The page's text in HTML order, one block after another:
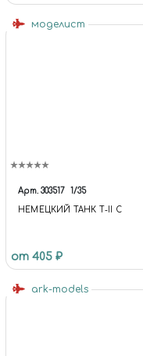
моделист
Арт. 303517 1/35
НЕМЕЦКИЙ ТАНК Т-II C
от 405 ₽
ark-models